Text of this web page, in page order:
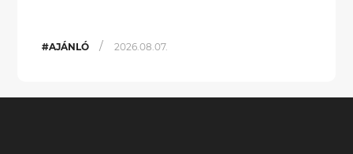
#AJÁNLÓ / 2026.08.07.